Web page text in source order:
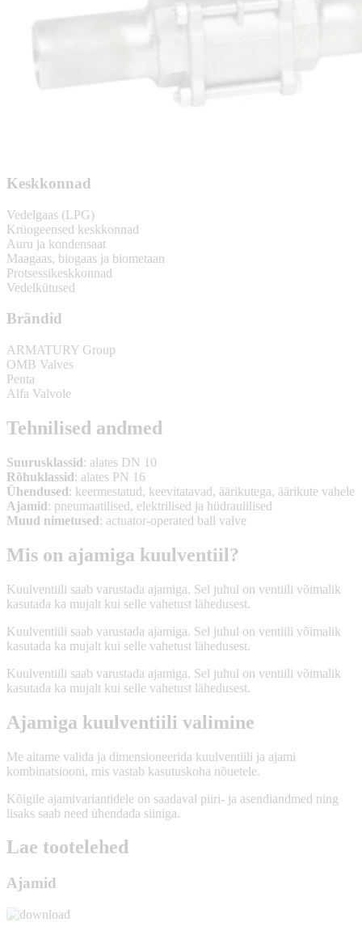
Keskkonnad
Vedelgaas (LPG)
Krüogeensed keskkonnad
Auru ja kondensaat
Maagaas, biogaas ja biometaan
Protsessikeskkonnad
Vedelkütused
Brändid
ARMATURY Group
OMB Valves
Penta
Alfa Valvole
Tehnilised andmed
Suurusklassid: alates DN 10
Rõhuklassid: alates PN 16
Ühendused: keermestatud, keevitatavad, äärikutega, äärikute vahele
Ajamid: pneumaatilised, elektrilised ja hüdraulilised
Muud nimetused: actuator-operated ball valve
Mis on ajamiga kuulventiil?
Kuulventiili saab varustada ajamiga. Sel juhul on ventiili võimalik
kasutada ka mujalt kui selle vahetust lähedusest.
Kuulventiili saab varustada ajamiga. Sel juhul on ventiili võimalik
kasutada ka mujalt kui selle vahetust lähedusest.
Kuulventiili saab varustada ajamiga. Sel juhul on ventiili võimalik
kasutada ka mujalt kui selle vahetust lähedusest.
Ajamiga kuulventiili valimine
Me aitame valida ja dimensioneerida kuulventiili ja ajami
kombinatsiooni, mis vastab kasutuskoha nõuetele.
Kõigile ajamivariantidele on saadaval piiri- ja asendiandmed ning
lisaks saab need ühendada siiniga.
Lae tootelehed
Ajamid